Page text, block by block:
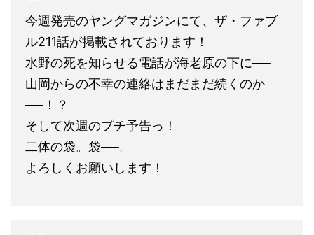
今週発売のヤングマガジンにて、ザ・ファブ
ル211話が掲載されております！
水野の死を知らせる電話が海老原の下に──
山岡からの不幸の連絡はまだまだ続くのか
──！？
そして次週のプチ予告っ！
二体の袋。袋──。
よろしくお願いします！